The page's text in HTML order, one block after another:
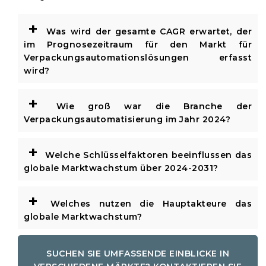
+
Was wird der gesamte CAGR erwartet, der
im Prognosezeitraum für den Markt für
Verpackungsautomationslösungen erfasst
wird?
+
Wie groß war die Branche der
Verpackungsautomatisierung im Jahr 2024?
+
Welche Schlüsselfaktoren beeinflussen das
globale Marktwachstum über 2024-2031?
+
Welches nutzen die Hauptakteure das
globale Marktwachstum?
SUCHEN SIE UMFASSENDE EINBLICKE IN